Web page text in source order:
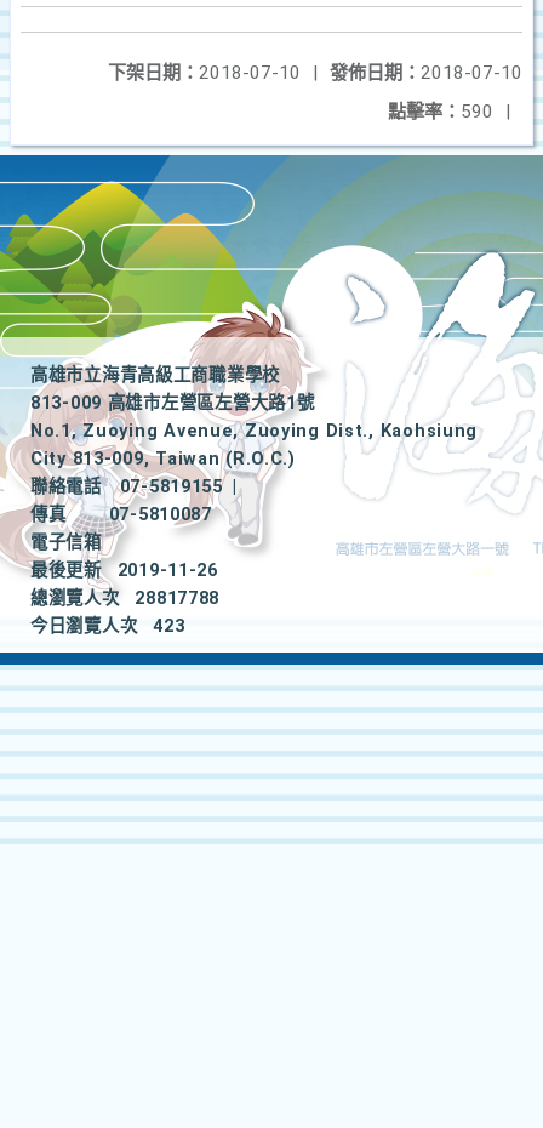
發佈日期： 2018-07-10
下架日期： 2018-07-10
|
點擊率： 590 |
高雄市立海青高級工商職業學校
813-009 高雄市左營區左營大路1號
No.1, Zuoying Avenue, Zuoying Dist., Kaohsiung
City 813-009, Taiwan (R.O.C.)
聯絡電話
07-5819155
|
傳真
07-5810087
電子信箱
最後更新
2019-11-26
總瀏覽人次
28817788
今日瀏覽人次
423